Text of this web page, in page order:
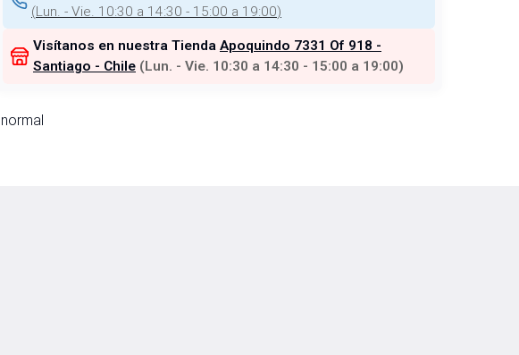
(Lun. - Vie. 10:30 a 14:30 - 15:00 a 19:00)
Visítanos en nuestra Tienda Apoquindo 7331 Of 918 -
Santiago - Chile (Lun. - Vie. 10:30 a 14:30 - 15:00 a 19:00)